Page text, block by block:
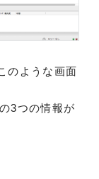
のような画面
3つの情報が